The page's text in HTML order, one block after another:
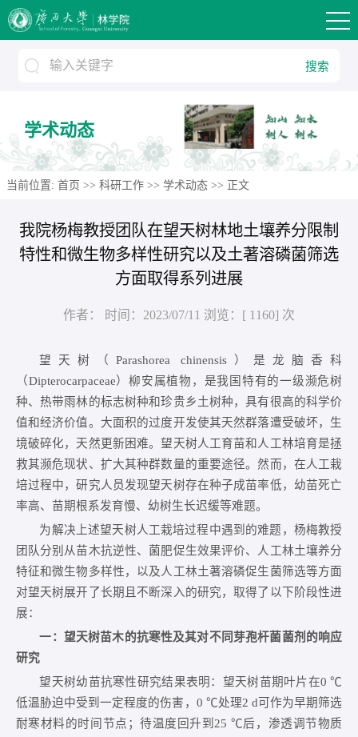
搜索
学术动态
当前位置: 首页 >> 科研工作 >> 学术动态 >> 正文
我院杨梅教授团队在望天树林地土壤养分限制
特性和微生物多样性研究以及土著溶磷菌筛选
方面取得系列进展
作者： 时间：2023/07/11 浏览：[ 1160] 次
望天树（Parashorea chinensis ）是龙脑香科
（Dipterocarpaceae）柳安属植物，是我国特有的一级濒危树
种、热带雨林的标志树种和珍贵乡土树种，具有很高的科学价
值和经济价值。大面积的过度开发使其天然群落遭受破坏，生
境破碎化，天然更新困难。望天树人工育苗和人工林培育是拯
救其濒危现状、扩大其种群数量的重要途径。然而，在人工栽
培过程中，研究人员发现望天树存在种子成苗率低，幼苗死亡
率高、苗期根系发育慢、幼树生长迟缓等难题。
为解决上述望天树人工栽培过程中遇到的难题，杨梅教授
团队分别从苗木抗逆性、菌肥促生效果评价、人工林土壤养分
特征和微生物多样性，以及人工林土著溶磷促生菌筛选等方面
对望天树展开了长期且不断深入的研究，取得了以下阶段性进
展：
一：望天树苗木的抗寒性及其对不同芽孢杆菌菌剂的响应
研究
望天树幼苗抗寒性研究结果表明：望天树苗期叶片在0 ℃
低温胁迫中受到一定程度的伤害，0 ℃处理2 d可作为早期筛选
耐寒材料的时间节点；待温度回升到25 ℃后，渗透调节物质